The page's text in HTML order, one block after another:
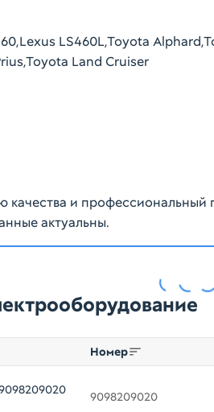
LS460L,Toyota
Land Cruiser
качества и профессиональный
актуальны.
Номер
9098209020